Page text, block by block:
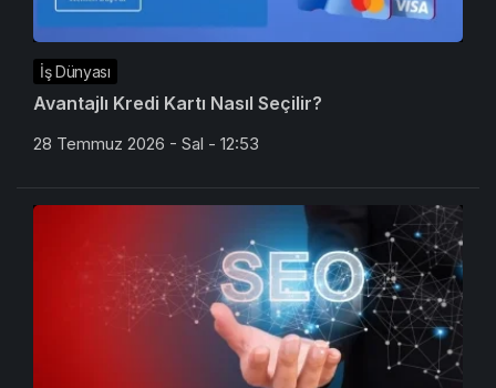
İş Dünyası
Avantajlı Kredi Kartı Nasıl Seçilir?
28 Temmuz 2026 - Sal - 12:53